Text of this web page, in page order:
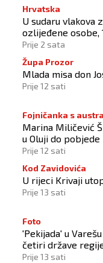
Hrvatska
U sudaru vlakova
ozlijeđene osobe,
liječenju
Prije 2 sata
Župa Prozor
Mlada misa don
Prije 12 sati
Fojničanka s
Marina Miličević
u Oluji do
„olujama“
Prije 12 sati
Kod Zavidovića
U rijeci Krivaji
Prije 13 sati
Foto
'Pekijada' u
četiri države
Prije 13 sati